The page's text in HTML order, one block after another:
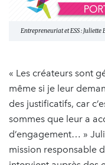
Entrepreneuriat et ESS :
« Les créateurs sont
même si je leur
des justificatifs, car
sommes que leur a
d’engagement… »
mission responsable